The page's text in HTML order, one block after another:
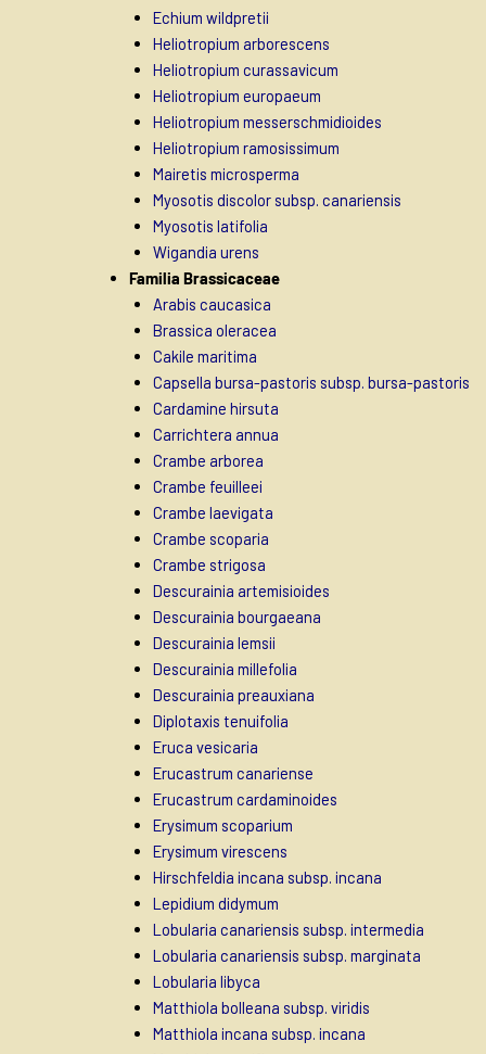
Echium wildpretii
Heliotropium arborescens
Heliotropium curassavicum
Heliotropium europaeum
Heliotropium messerschmidioides
Heliotropium ramosissimum
Mairetis microsperma
Myosotis discolor subsp. canariensis
Myosotis latifolia
Wigandia urens
Familia Brassicaceae
Arabis caucasica
Brassica oleracea
Cakile maritima
Capsella bursa-pastoris subsp. bursa-pastoris
Cardamine hirsuta
Carrichtera annua
Crambe arborea
Crambe feuilleei
Crambe laevigata
Crambe scoparia
Crambe strigosa
Descurainia artemisioides
Descurainia bourgaeana
Descurainia lemsii
Descurainia millefolia
Descurainia preauxiana
Diplotaxis tenuifolia
Eruca vesicaria
Erucastrum canariense
Erucastrum cardaminoides
Erysimum scoparium
Erysimum virescens
Hirschfeldia incana subsp. incana
Lepidium didymum
Lobularia canariensis subsp. intermedia
Lobularia canariensis subsp. marginata
Lobularia libyca
Matthiola bolleana subsp. viridis
Matthiola incana subsp. incana